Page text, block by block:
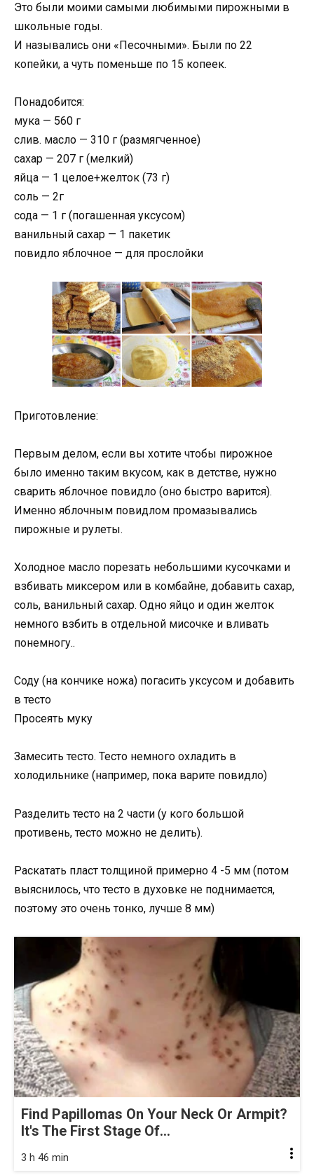
Это были моими самыми любимыми пирожными в
школьные годы.
И назывались они «Песочными». Были по 22
копейки, а чуть поменьше по 15 копеек.
Понадобится:
мука — 560 г
слив. масло — 310 г (размягченное)
сахар — 207 г (мелкий)
яйца — 1 целое+желток (73 г)
соль — 2г
сода — 1 г (погашенная уксусом)
ванильный сахар — 1 пакетик
повидло яблочное — для прослойки
Приготовление:
Первым делом, если вы хотите чтобы пирожное
было именно таким вкусом, как в детстве, нужно
сварить яблочное повидло (оно быстро варится).
Именно яблочным повидлом промазывались
пирожные и рулеты.
Холодное масло порезать небольшими кусочками и
взбивать миксером или в комбайне, добавить сахар,
соль, ванильный сахар. Одно яйцо и один желток
немного взбить в отдельной мисочке и вливать
понемногу..
Соду (на кончике ножа) погасить уксусом и добавить
в тесто
Просеять муку
Замесить тесто. Тесто немного охладить в
холодильнике (например, пока варите повидло)
Разделить тесто на 2 части (у кого большой
противень, тесто можно не делить).
Раскатать пласт толщиной примерно 4 -5 мм (потом
выяснилось, что тесто в духовке не поднимается,
поэтому это очень тонко, лучше 8 мм)
Find Papillomas On Your Neck Or Armpit?
It's The First Stage Of...
3 h 46 min